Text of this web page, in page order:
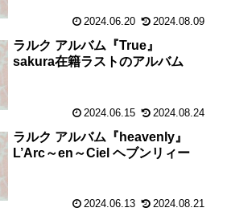
2024.06.20 2024.08.09
ラルク アルバム『True』
sakura在籍ラストのアルバム
2024.06.15 2024.08.24
ラルク アルバム『heavenly』
L’Arc～en～Ciel ヘブンリィー
2024.06.13 2024.08.21